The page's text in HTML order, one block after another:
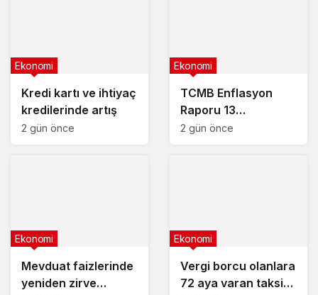
Kredi kartı ve ihtiyaç
kredilerinde artış
Ekonomi
2 gün önce
TCMB Enflasyon
Raporu 13
Ağustos’ta
Ekonomi
2 gün önce
Mevduat faizlerinde
yeniden zirve
Ekonomi
Vergi borcu olanlara
72 aya varan taksit
Ekonomi